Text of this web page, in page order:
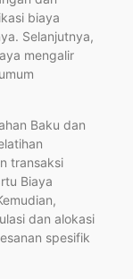
biaya
Selanjutnya,
mengalir
Baku dan
transaksi
Biaya
dan alokasi
spesifik